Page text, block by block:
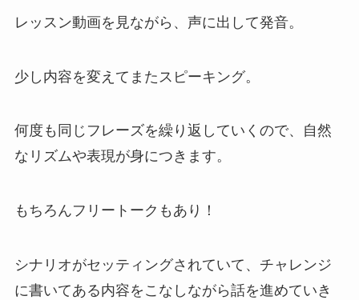
レッスン動画を見ながら、声に出して発音。
少し内容を変えてまたスピーキング。
何度も同じフレーズを繰り返していくので、自然
なリズムや表現が身につきます。
もちろんフリートークもあり！
シナリオがセッティングされていて、チャレンジ
に書いてある内容をこなしながら話を進めていき